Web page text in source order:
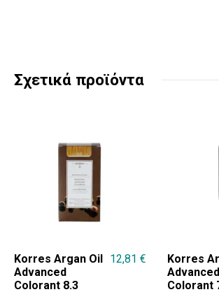
Σχετικά προϊόντα
Korres Argan Oil
Advanced
Colorant 8.3
12,81 €
Korres
Advanced
Colorant